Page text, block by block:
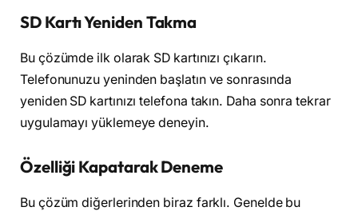
SD Kartı Yeniden Takma
Bu çözümde ilk olarak SD kartınızı çıkarın.
Telefonunuzu yeninden başlatın ve sonrasında
yeniden SD kartınızı telefona takın. Daha sonra tekrar
uygulamayı yüklemeye deneyin.
Özelliği Kapatarak Deneme
Bu çözüm diğerlerinden biraz farklı. Genelde bu